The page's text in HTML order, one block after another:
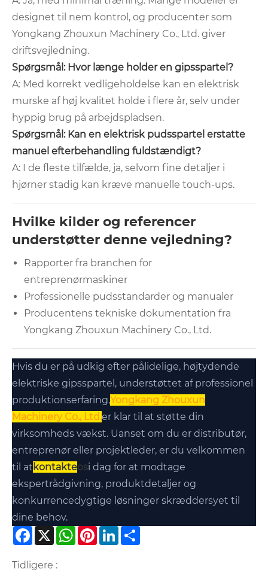
designet til nem kontrol, og producenter som
Yongkang Zhouxun Machinery Co., Ltd. giver
driftsvejledning.
Spørgsmål: Hvor længe holder en gipsspartel?
A: Med korrekt vedligeholdelse kan en elektrisk
murske af høj kvalitet holde i flere år, selv under
hyppig brug på arbejdspladsen.
Spørgsmål: Kan en elektrisk pudsspartel erstatte
manuel efterbehandling fuldstændigt?
A: I de fleste tilfælde, ja, selvom fine detaljer i
hjørner stadig kan kræve manuelle touch-ups.
Hvilke kilder og referencer
understøtter denne vejledning?
Rapporter fra branchen for
entreprenørmaskiner
Professionelle pudsstandarder og manualer
Producentens tekniske dokumentation fra
Yongkang Zhouxun Machinery Co., Ltd.
Hvis du er på udkig efter pålidelige, højtydende
elektriske gipsspartel, understøttet af professionel
produktionserfaring,Yongkang Zhouxun
Machinery Co., Ltd.er klar til at støtte din
virksomheds vækst. Uanset om du er distributør,
entreprenør eller projektleder, er du velkommen
til at kontakteosi dag for at modtage
ekspertrådgivning, produktdetaljer og
konkurrencedygtige løsninger skræddersyet til
dine behov.
Facebook
X WhatsApp
PinterestLinkedIn
Tidligere :